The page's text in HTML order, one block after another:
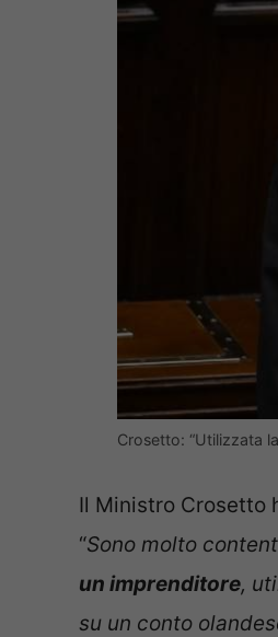
Crosetto: “Utilizzata
Il Ministro Crosetto
“Sono molto
un imprenditore,
su un conto